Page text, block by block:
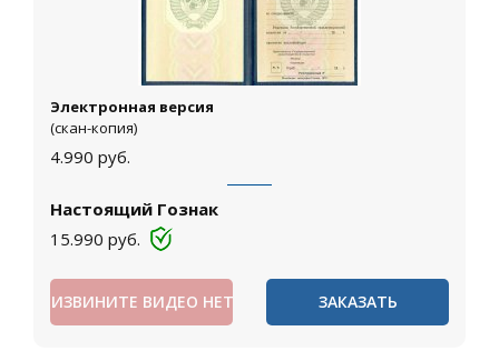
Электронная версия
(скан-копия)
4.990 руб.
Настоящий Гознак
15.990 руб.
ИЗВИНИТЕ ВИДЕО НЕТ ЗАКАЗАТЬ